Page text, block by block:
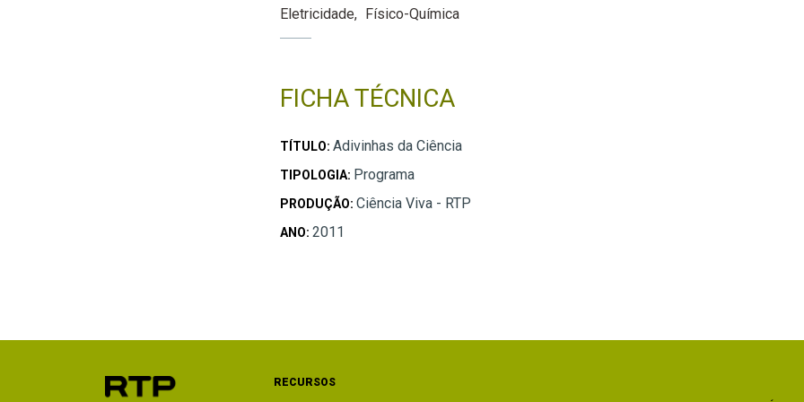
Eletricidade Físico-Química
FICHA TÉCNICA
TÍTULO: Adivinhas da Ciência
TIPOLOGIA: Programa
PRODUÇÃO: Ciência Viva - RTP
ANO: 2011
RECURSOS